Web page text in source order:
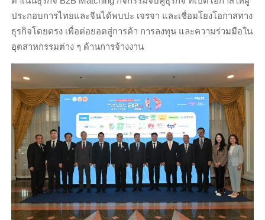
ประกอบการไทยและจีนได้พบปะ เจรจา และเชื่อมโยงโอกาสทาง
ธุรกิจโดยตรง เพื่อต่อยอดสู่การค้า การลงทุน และความร่วมมือใน
อุตสาหกรรมต่าง ๆ ด้านการจ้างงาน